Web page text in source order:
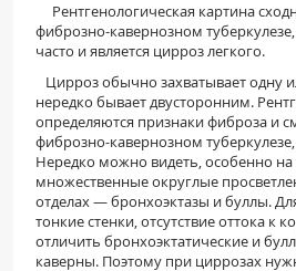
Рентгенологическая картина
фиброзно-кавернозном
часто и является цирроз легкого.
Цирроз обычно захватывает одну
нередко бывает двусторонним.
определяются признаки фиброза и
фиброзно-кавернозном
Нередко можно видеть, особенно
множественные округлые
отделах — бронхоэктазы и буллы.
тонкие стенки, отсутствие оттока к
отличить бронхоэктатические и
каверны. Поэтому при циррозах